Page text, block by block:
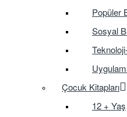
Popüler
Sosyal
Çocuk Kitapları
12 + Yaş